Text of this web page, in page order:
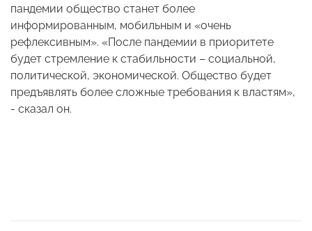
пандемии общество станет более
информированным, мобильным и «очень
рефлексивным». «После пандемии в приоритете
будет стремление к стабильности – социальной,
политической, экономической. Общество будет
предъявлять более сложные требования к властям»,
- сказал он.